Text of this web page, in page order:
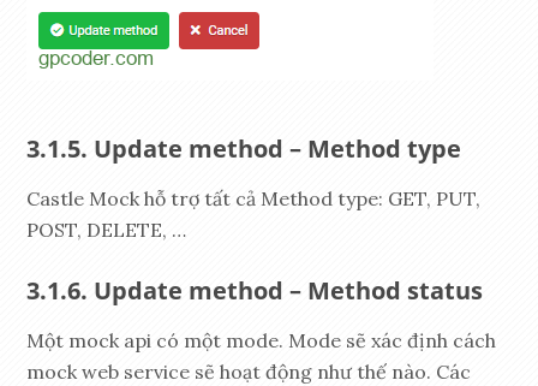
Update method – Method type
Castle Mock hỗ trợ tất cả Method type: GET, PUT,
POST, DELETE, …
Update method – Method status
Một mock api có một mode. Mode sẽ xác định cách
mock web service sẽ hoạt động như thế nào. Các